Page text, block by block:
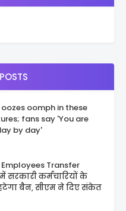
oomph in these
fans say 'You are
by day'
Transfer
सरकारी कर्मचारियों के
बैन, सीएम ने दिए संकेत